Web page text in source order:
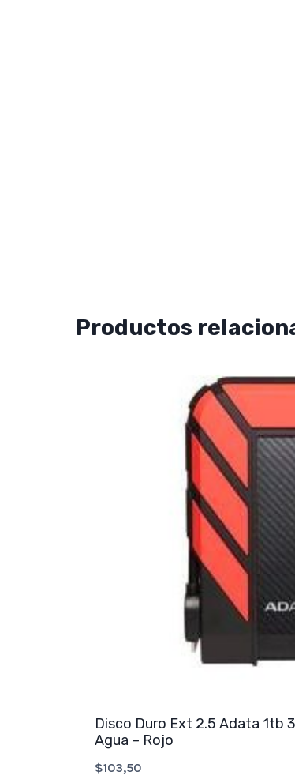
Productos
Disco Duro Ext 2.5 Adata 1tb
Agua – Rojo
$103,50